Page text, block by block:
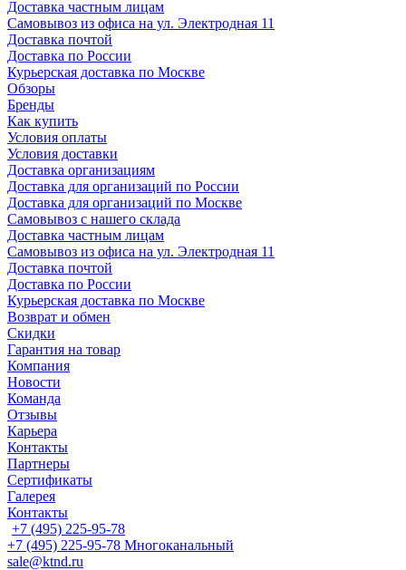
Доставка частным лицам
Самовывоз из офиса на ул. Электродная 11
Доставка почтой
Доставка по России
Курьерская доставка по Москве
Обзоры
Бренды
Как купить
Условия оплаты
Условия доставки
Доставка организациям
Доставка для организаций по России
Доставка для организаций по Москве
Самовывоз с нашего склада
Доставка частным лицам
Самовывоз из офиса на ул. Электродная 11
Доставка почтой
Доставка по России
Курьерская доставка по Москве
Возврат и обмен
Скидки
Гарантия на товар
Компания
Новости
Команда
Отзывы
Карьера
Контакты
Партнеры
Сертификаты
Галерея
Контакты
+7 (495) 225-95-78
+7 (495) 225-95-78 Многоканальный
sale@ktnd.ru